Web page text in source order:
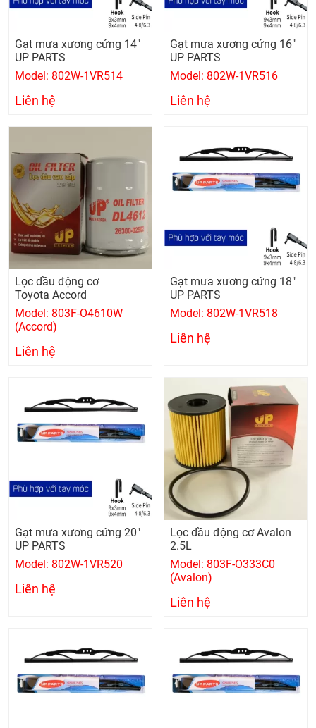
Gạt mưa xương cứng 14"
UP PARTS
Model: 802W-1VR514
Liên hệ
Gạt mưa xương cứng 16"
UP PARTS
Model: 802W-1VR516
Liên hệ
Lọc dầu động cơ
Toyota Accord
Model: 803F-O4610W
(Accord)
Liên hệ
Gạt mưa xương cứng 18"
UP PARTS
Model: 802W-1VR518
Liên hệ
Gạt mưa xương cứng 20"
UP PARTS
Model: 802W-1VR520
Liên hệ
Lọc dầu động cơ Avalon
2.5L
Model: 803F-O333C0
(Avalon)
Liên hệ